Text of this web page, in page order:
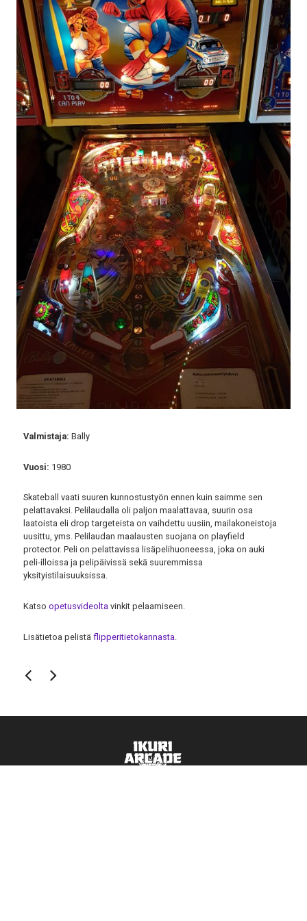
Valmistaja: Bally
Vuosi: 1980
Skateball vaati suuren kunnostustyön ennen kuin saimme sen
pelattavaksi. Pelilaudalla oli paljon maalattavaa, suurin osa
laatoista eli drop targeteista on vaihdettu uusiin, mailakoneistoja
uusittu, yms. Pelilaudan maalausten suojana on playfield
protector. Peli on pelattavissa lisäpelihuoneessa, joka on auki
peli-illoissa ja pelipäivissä sekä suuremmissa
yksityistilaisuuksissa.
Katsoopetusvideolta vinkit pelaamiseen.
Lisätietoa pelistäflipperitietokannasta